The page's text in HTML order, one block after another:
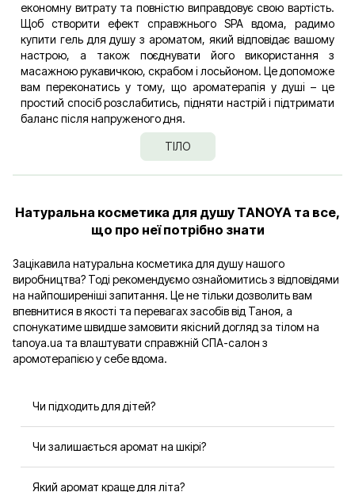
економну витрату та повністю виправдовує свою вартість.
Щоб створити ефект справжнього SPA вдома, радимо
купити гель для душу з ароматом, який відповідає вашому
настрою, а також поєднувати його використання з
масажною рукавичкою, скрабом і лосьйоном. Це допоможе
вам переконатись у тому, що ароматерапія у душі – це
простий спосіб розслабитись, підняти настрій і підтримати
баланс після напруженого дня.
ТІЛО
Натуральна косметика для душу TANOYA та все,
що про неї потрібно знати
Зацікавила натуральна косметика для душу нашого
виробництва? Тоді рекомендуємо ознайомитись з відповідями
на найпоширеніші запитання. Це не тільки дозволить вам
впевнитися в якості та перевагах засобів від Таноя, а
спонукатиме швидше замовити якісний догляд за тілом на
tanoya.ua та влаштувати справжній СПА-салон з
аромотерапією у себе вдома.
Чи підходить для дітей?
трьох років.
Чи залишається аромат на шкірі?
Який аромат краще для літа?